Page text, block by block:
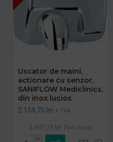
Uscator de maini,
actionare cu senzor,
SANIFLOW Mediclinics,
din inox lucios
2.154,75 lei + TVA
2.607,25 lei TVA inclus